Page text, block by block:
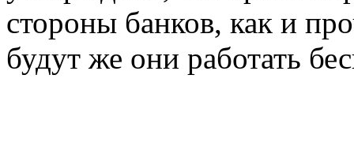
стороны банков, как и
будут же они работать